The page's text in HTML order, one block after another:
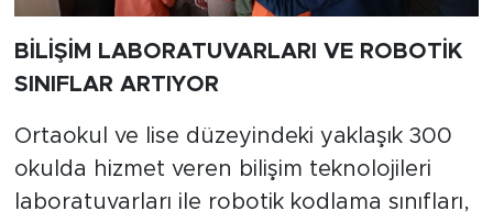
BİLİŞİM LABORATUVARLARI VE ROBOTİK
SINIFLAR ARTIYOR
Ortaokul ve lise düzeyindeki yaklaşık 300
okulda hizmet veren bilişim teknolojileri
laboratuvarları ile robotik kodlama sınıfları,